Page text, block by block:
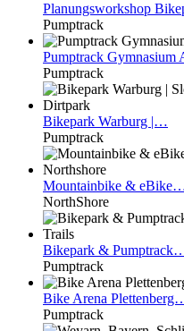
Planungsworkshop
Pumptrack
Pumptrack Gymnasium
Pumptrack
Bikepark Warburg |…
Pumptrack
Mountainbike &
NorthShore
Bikepark &
Pumptrack
BikeArena
Pumptrack